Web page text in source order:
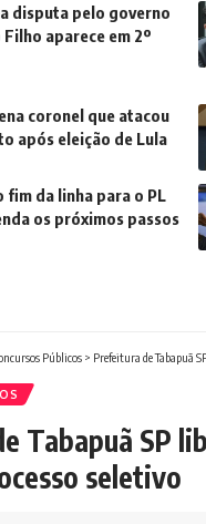
disputa pelo governo
aparece em 2º
coronel que atacou
após eleição de Lula
fim da linha para o PL
os próximos passos
Públicos > Prefeitura de Tabapuã SP
Tabapuã SP
seletivo